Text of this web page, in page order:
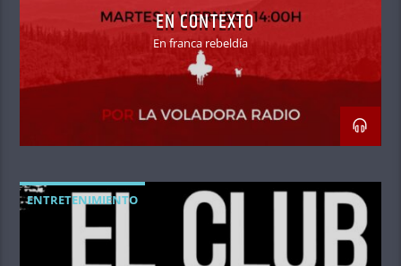
EN CONTEXTO
En franca rebeldía
ENTRETENIMIENTO